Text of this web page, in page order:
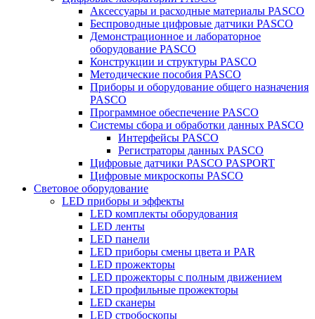
Аксессуары и расходные материалы PASCO
Беспроводные цифровые датчики PASCO
Демонстрационное и лабораторное
оборудование PASCO
Конструкции и структуры PASCO
Методические пособия PASCO
Приборы и оборудование общего назначения
PASCO
Программное обеспечение PASCO
Системы сбора и обработки данных PASCO
Интерфейсы PASCO
Регистраторы данных PASCO
Цифровые датчики PASCO PASPORT
Цифровые микроскопы PASCO
Световое оборудование
LED приборы и эффекты
LED комплекты оборудования
LED ленты
LED панели
LED приборы смены цвета и PAR
LED прожекторы
LED прожекторы с полным движением
LED профильные прожекторы
LED сканеры
LED стробоскопы